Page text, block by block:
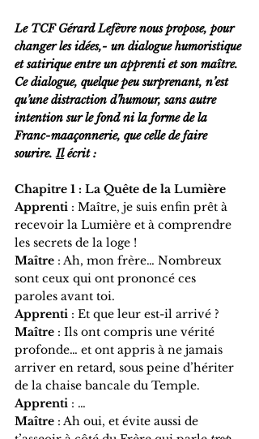
Le TCF Gérard Lefèvre nous propose, pour
changer les idées,- un dialogue humoristique
et satirique entre un apprenti et son maître.
Ce dialogue, quelque peu surprenant, n’est
qu’une distraction d’humour, sans autre
intention sur le fond ni la forme de la
Franc-maaçonnerie, que celle de faire
sourire. Il écrit :
Chapitre 1 : La Quête de la Lumière
Apprenti : Maître, je suis enfin prêt à
recevoir la Lumière et à comprendre
les secrets de la loge !
Maître : Ah, mon frère… Nombreux
sont ceux qui ont prononcé ces
paroles avant toi.
Apprenti : Et que leur est-il arrivé ?
Maître : Ils ont compris une vérité
profonde… et ont appris à ne jamais
arriver en retard, sous peine d’hériter
de la chaise bancale du Temple.
Apprenti : …
Maître : Ah oui, et évite aussi de